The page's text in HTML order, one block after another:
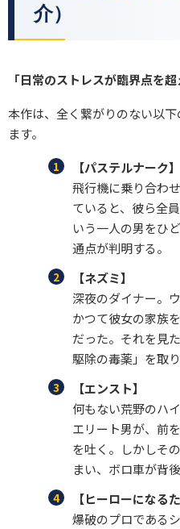
介）
「日常のストレスが臨界点を
本作は、全く繋がりのない以
ます。
【パステルナーク】
飛行機に乗り合わ
ていると、彼ら全
いう一人の男をひ
通点が判明する。
【ネズミ】
深夜のダイナー。
かつて彼女の家族
だった。それを見
駆除の毒薬」を取り
【エンスト】
何もない荒野のハ
エリート男が、前
を吐く。しかしそ
まい、ボロ車が背
【ヒーローになる
爆破のプロである